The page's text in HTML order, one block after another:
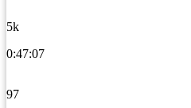
5k
0:47:07
97